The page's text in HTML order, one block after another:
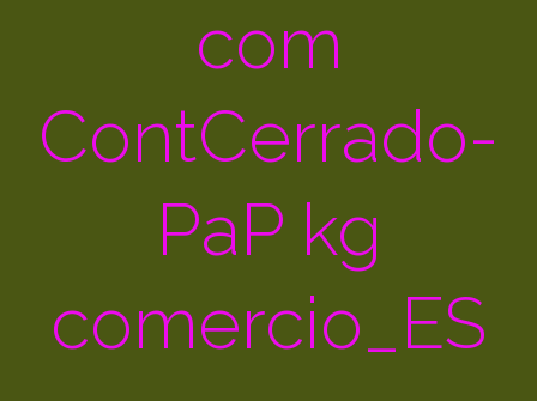
com
ContCerrado-
PaP kg
comercio_ES